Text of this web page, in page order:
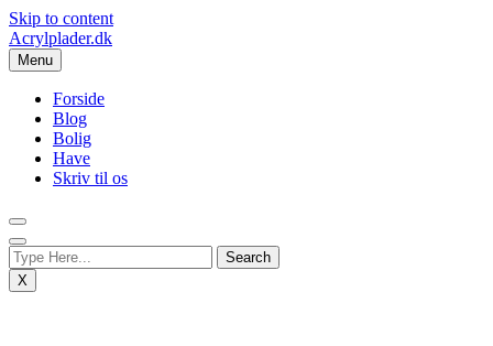
Skip to content
Acrylplader.dk
Menu
Forside
Blog
Bolig
Have
Skriv til os
X